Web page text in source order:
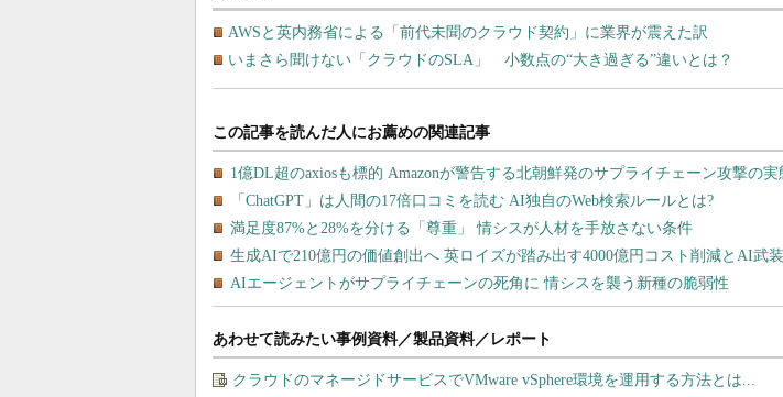
AWSと英内務省による「前代未聞のクラウド契約」に業界が震えた訳
いまさら聞けない「クラウドのSLA」 小数点の“大き過ぎる”違いとは？
あわせて読みたい事例資料／製品資料／レポート
クラウドのマネージドサービスでVMware vSphere環境を運用する方法とは...